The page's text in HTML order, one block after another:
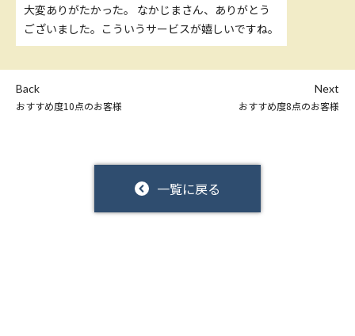
大変ありがたかった。 なかじまさん、ありがとう
ございました。こういうサービスが嬉しいですね。
Back
おすすめ度10点のお客様
一覧に戻る
Next
おすすめ度8点のお客様